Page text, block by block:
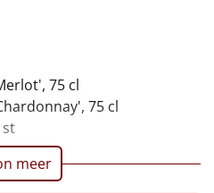
75 cl
75 cl
st
meer